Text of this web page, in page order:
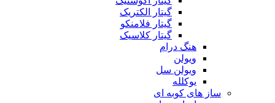
گیتار الکتریک
گیتار فلامنکو
گیتار کلاسیک
هنگ درام
ویولن
ویولن سل
یوکلله
ساز های کوبه ای